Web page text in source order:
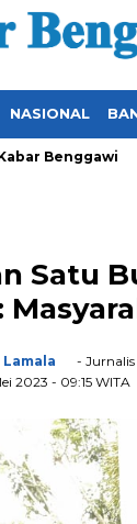
NASIONAL
Benggawi
Satu
- Jurnalis
2023 - 09:15 WITA